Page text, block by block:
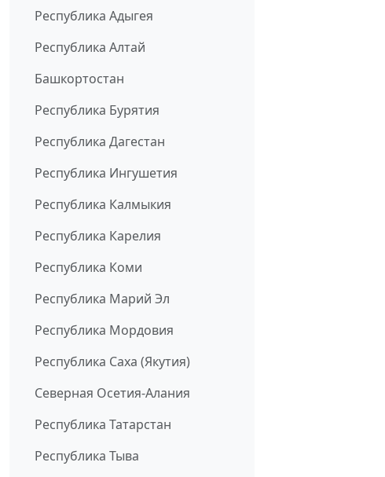
Республика Адыгея
Республика Алтай
Башкортостан
Республика Бурятия
Республика Дагестан
Республика Ингушетия
Республика Калмыкия
Республика Карелия
Республика Коми
Республика Марий Эл
Республика Мордовия
Республика Саха (Якутия)
Северная Осетия-Алания
Республика Татарстан
Республика Тыва